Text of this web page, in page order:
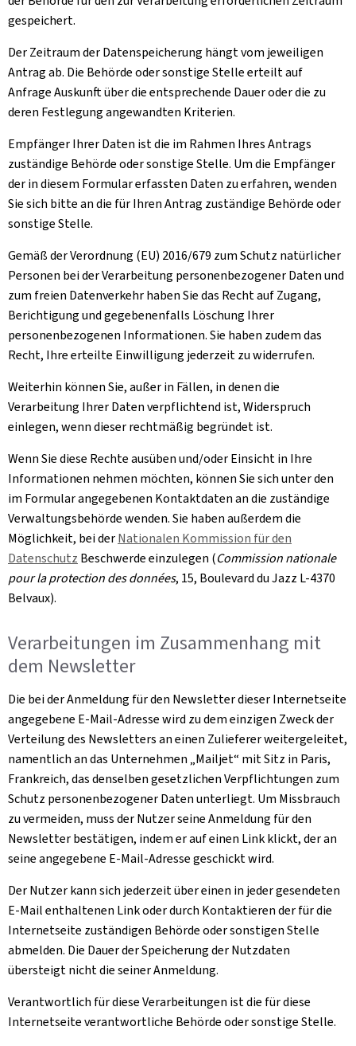
gespeichert.
Der Zeitraum der Datenspeicherung hängt vom jeweiligen
Antrag ab. Die Behörde oder sonstige Stelle erteilt auf
Anfrage Auskunft über die entsprechende Dauer oder die zu
deren Festlegung angewandten Kriterien.
Empfänger Ihrer Daten ist die im Rahmen Ihres Antrags
zuständige Behörde oder sonstige Stelle. Um die Empfänger
der in diesem Formular erfassten Daten zu erfahren, wenden
Sie sich bitte an die für Ihren Antrag zuständige Behörde oder
sonstige Stelle.
Gemäß der Verordnung (EU) 2016/679 zum Schutz natürlicher
Personen bei der Verarbeitung personenbezogener Daten und
zum freien Datenverkehr haben Sie das Recht auf Zugang,
Berichtigung und gegebenenfalls Löschung Ihrer
personenbezogenen Informationen. Sie haben zudem das
Recht, Ihre erteilte Einwilligung jederzeit zu widerrufen.
Weiterhin können Sie, außer in Fällen, in denen die
Verarbeitung Ihrer Daten verpflichtend ist, Widerspruch
einlegen, wenn dieser rechtmäßig begründet ist.
Wenn Sie diese Rechte ausüben und/oder Einsicht in Ihre
Informationen nehmen möchten, können Sie sich unter den
im Formular angegebenen Kontaktdaten an die zuständige
Verwaltungsbehörde wenden. Sie haben außerdem die
Möglichkeit, bei derNationalen Kommission für den
Datenschutz Beschwerde einzulegen (Commission nationale
pour la protection des données, 15, Boulevard du Jazz L-4370
Belvaux).
Verarbeitungen im Zusammenhang mit
dem Newsletter
Die bei der Anmeldung für den Newsletterdieser Internetseite
angegebene E-Mail-Adresse wird zu dem einzigen Zweck der
Verteilung des Newsletters an einen Zulieferer weitergeleitet,
namentlich an das Unternehmen „Mailjet“ mit Sitz in Paris,
Frankreich, das denselben gesetzlichen Verpflichtungen zum
Schutz personenbezogener Daten unterliegt. Um Missbrauch
zu vermeiden, muss der Nutzer seine Anmeldung für den
Newsletter bestätigen, indem er auf einen Link klickt, der an
seine angegebene E-Mail-Adresse geschickt wird.
Der Nutzer kann sich jederzeit über einen in jeder gesendeten
E-Mail enthaltenen Link oder durch Kontaktieren der für die
Internetseite zuständigen Behörde oder sonstigen Stelle
abmelden. Die Dauer der Speicherung der Nutzdaten
übersteigt nicht die seiner Anmeldung.
Verantwortlich für diese Verarbeitungen ist die für diese
Internetseite verantwortliche Behörde oder sonstige Stelle.